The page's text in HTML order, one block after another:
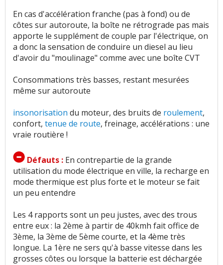
En cas d'accélération franche (pas à fond) ou de
côtes sur autoroute, la boîte ne rétrograde pas mais
apporte le supplément de couple par l'électrique, on
a donc la sensation de conduire un diesel au lieu
d'avoir du "moulinage" comme avec une boîte CVT
Consommations très basses, restant mesurées
même sur autoroute
insonorisation du moteur, des bruits de roulement,
confort, tenue de route, freinage, accélérations : une
vraie routière !
Défauts : En contrepartie de la grande
utilisation du mode électrique en ville, la recharge en
mode thermique est plus forte et le moteur se fait
un peu entendre
Les 4 rapports sont un peu justes, avec des trous
entre eux : la 2ème à partir de 40kmh fait office de
3ème, la 3ème de 5ème courte, et la 4ème très
longue. La 1ère ne sers qu'à basse vitesse dans les
grosses côtes ou lorsque la batterie est déchargée